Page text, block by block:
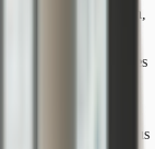
mit Bürogebäuden,
Rathaus der
Erste Mieter des
und im
der hervorragenden
vom Lindenhof aus